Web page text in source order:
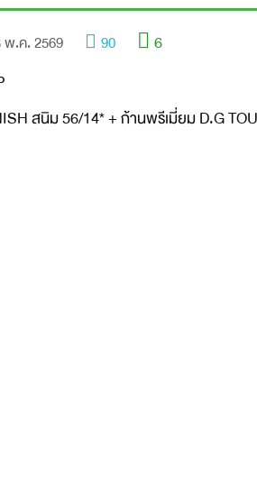
พ.ค. 2569 90 6
สนิม 56/14* + ก้านพรีเมี่ยม D.G